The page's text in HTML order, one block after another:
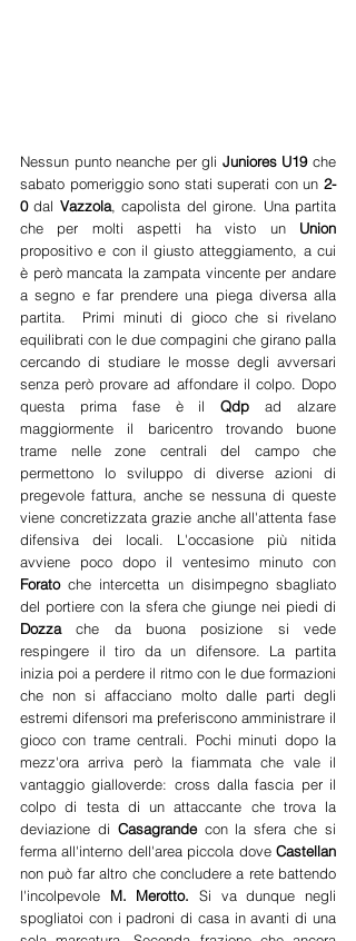
Nessun punto neanche per gli Juniores U19 che
sabato pomeriggio sono stati superati con un 2-
0 dal Vazzola, capolista del girone. Una partita
che per molti aspetti ha visto un
propositivo e con il giusto atteggiamento, a cui
è però mancata la zampata vincente per andare
a segno e far prendere una piega diversa alla
partita.  Primi minuti di gioco che si rivelano
equilibrati con le due compagini che girano palla
cercando di studiare le mosse degli avversari
senza però provare ad affondare il colpo. Dopo
questa prima fase è il Qdp ad alzare
maggiormente il baricentro trovando buone
trame nelle zone centrali del campo che
permettono lo sviluppo di diverse azioni di
pregevole fattura, anche se nessuna di queste
viene concretizzata grazie anche all'attenta fase
difensiva dei locali. L'occasione più nitida
Forato che intercetta un disimpegno sbagliato
Dozza che da buona posizione si vede
respingere il tiro da un difensore. La partita
inizia poi a perdere il ritmo con le due formazioni
che non si affacciano molto dalle parti degli
estremi difensori ma preferiscono amministrare il
gioco con trame centrali. Pochi minuti dopo la
mezz'ora arriva però la fiammata che vale il
vantaggio gialloverde: cross dalla fascia per il
colpo di testa di un attaccante che trova la
deviazione di Casagrande con la sfera che si
ferma all'interno dell'area piccola dove
non può far altro che concludere a rete battendo
l'incolpevole M. Merotto. Si va dunque negli
spogliatoi con i padroni di casa in avanti di una